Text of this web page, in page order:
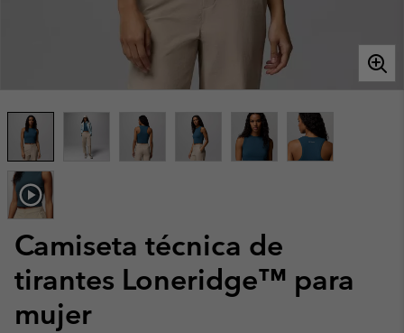
Camiseta técnica de
tirantes Loneridge™ para
mujer